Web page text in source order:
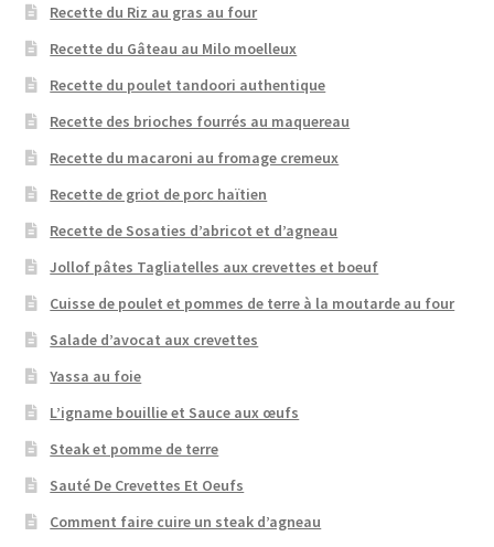
Recette du Riz au gras au four
Recette du Gâteau au Milo moelleux
Recette du poulet tandoori authentique
Recette des brioches fourrés au maquereau
Recette du macaroni au fromage cremeux
Recette de griot de porc haïtien
Recette de Sosaties d’abricot et d’agneau
Jollof pâtes Tagliatelles aux crevettes et boeuf
Cuisse de poulet et pommes de terre à la moutarde au four
Salade d’avocat aux crevettes
Yassa au foie
L’igname bouillie et Sauce aux œufs
Steak et pomme de terre
Sauté De Crevettes Et Oeufs
Comment faire cuire un steak d’agneau